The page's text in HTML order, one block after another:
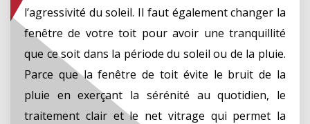
l’agressivité du soleil. Il faut également changer la
fenêtre de votre toit pour avoir une tranquillité
que ce soit dans la période du soleil ou de la pluie.
Parce que la fenêtre de toit évite le bruit de la
pluie en exerçant la sérénité au quotidien, le
traitement clair et le net vitrage qui permet la